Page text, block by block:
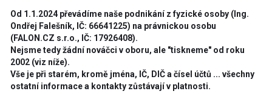
Od 1.1.2024 převádíme naše podnikání z fyzické osoby (Ing.
Ondřej Falešník, IČ: 66641225) na právnickou osobu
(FALON.CZ s.r.o., IČ: 17926408).
Nejsme tedy žádní nováčci v oboru, ale "tiskneme" od roku
2002 (viz níže).
Vše je při starém, kromě jména, IČ, DIČ a čísel účtů ... všechny
ostatní informace a kontakty zůstávají v platnosti.